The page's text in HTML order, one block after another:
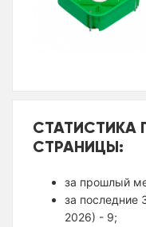
СТАТИСТИКА
СТРАНИЦЫ:
за прошлый
за
2026) - 9;